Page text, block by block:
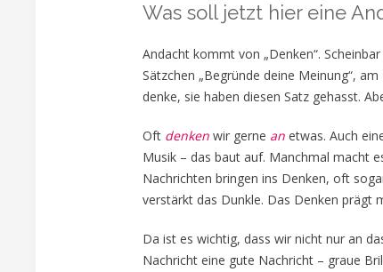
Was soll jetzt hier eine
Andacht kommt von „Denken“.
Sätzchen „Begründe deine Meinung“,
denke, sie haben diesen Satz gehasst.
Oft denken wir gerne an etwas. Auch
Musik – das baut auf. Manchmal macht
Nachrichten bringen ins Denken, oft
verstärkt das Dunkle. Das Denken prägt
Da ist es wichtig, dass wir nicht nur an
Nachricht eine gute Nachricht – graue